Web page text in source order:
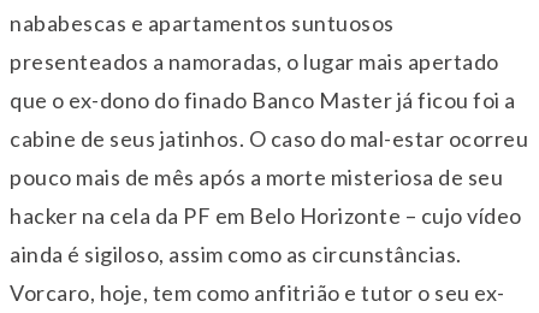
nababescas e apartamentos suntuosos
presenteados a namoradas, o lugar mais apertado
que o ex-dono do finado Banco Master já ficou foi a
cabine de seus jatinhos. O caso do mal-estar ocorreu
pouco mais de mês após a morte misteriosa de seu
hacker na cela da PF em Belo Horizonte – cujo vídeo
ainda é sigiloso, assim como as circunstâncias.
Vorcaro, hoje, tem como anfitrião e tutor o seu ex-